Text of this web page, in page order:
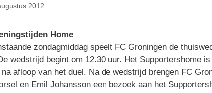
2012
Home
zondagmiddag speelt FC Groningen de
wedstrijd begint om 12.30 uur. Het Supportershome
na afloop van het duel. Na de wedstrijd brengen FC
en Emil Johansson een bezoek aan het